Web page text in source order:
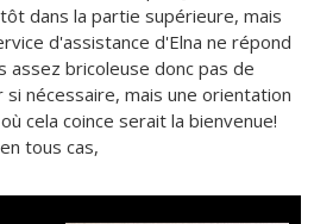
dans la partie supérieure, mais
d'assistance d'Elna ne répond
assez bricoleuse donc pas de
nécessaire, mais une orientation
cela coince serait la bienvenue!
tous cas,